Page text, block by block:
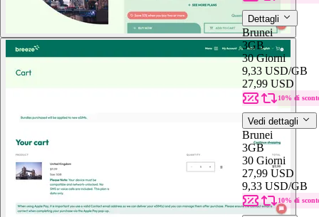
Dettagli
Brunei
3GB
30 Giorni
9,33 USD/GB
27,99 USD
10% di
Vedi dettagli
Brunei
3GB
30 Giorni
27,99 USD
9,33 USD/GB
10% di